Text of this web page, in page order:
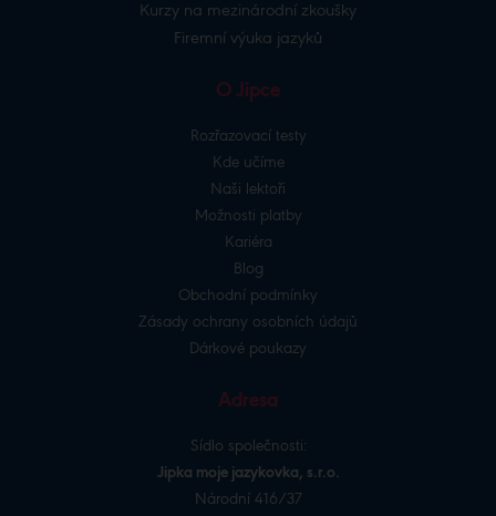
Kurzy na mezinárodní zkoušky
Firemní výuka jazyků
O Jipce
Rozřazovací testy
Kde učíme
Naši lektoři
Možnosti platby
Kariéra
Blog
Obchodní podmínky
Zásady ochrany osobních údajů
Dárkové poukazy
Adresa
Sídlo společnosti:
Jipka moje jazykovka, s.r.o.
Národní 416/37